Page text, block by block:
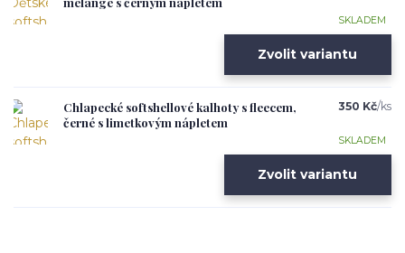
SKLADEM
Zvolit variantu
Chlapecké softshellové kalhoty s fleecem,
černé s limetkovým nápletem
350 Kč/ks
SKLADEM
Zvolit variantu